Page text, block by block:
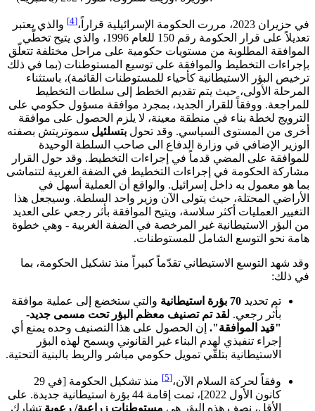
في حزيران 2023، مررت الحكومة الإسرائيلية قراراً، [4]
والذي يعتبر
تعديلاً على قرار الحكومة رقم 150 للعام 1996، والذي يتيح تخطّي
الموافقة المطلوبة من مستويات حكومية على مراحل مختلفة تتعلّق
بإجراءات التخطيط والموافقة على توسيع المستوطنات (بما في ذلك
ترخيص البؤر الاستيطانية كأحياء للمستوطنات القائمة)، باستثناء
المرحلة الأولى، حيث يتم تقديم الخطط إلى سلطات التخطيط
للمراجعة. ووفقاً للقرار الجديد، بمجرد موافقة مسؤول حكومي على
الترويج لخطة بناء في منطقة معينة، لا يلزم الحصول على موافقة
أخرى من المستوى السياسي. وقد تحول بتسلئيل سموتريتش بصفته
الوزير الإضافي في وزارة الدفاع الى صاحب السلطة الوحيدة
للموافقة على المضي قدماً في إجراءات التخطيط. وقد حول القرار
مشاركة الحكومة في إجراءات التخطيط في الضفة الغربية لتتماشى
بما هو معمول به داخل إسرائيل. والواقع أن العملية أسهل في
الأراضي المحتلة، حيث يتولى الآن وزير واحد السلطة. وسيجعل هذا
التغيير العمليات أكثر سلاسة، ويتيح الموافقة بأثر رجعي على العديد
من البؤر الاستيطانية غير المرخصة في الضفة الغربية - وهي خطوة
هامة نحو التوسع الشامل للمستوطنات.
وقد شهد التوسع الاستيطاني تقدّماً كبيراً منذ تشكيل الحكومة، بما
في ذلك:
تم تحديد 70 بؤرة استيطانية والتي ستخضع إلى عملية موافقة
بأثر رجعي. لقد تم تصنيف معظم البؤر تحت مسمى جديد-
"قيد الموافقة". إن الحصول على هذا التصنيف وحده يمنع أي
إجراء تنفيذي لهدم البناء غير القانوني ويسمح لهذه البؤر
الاستيطانية بتلقّي تمويل حكومي مباشر والربط بالبنية التحتية.
وفقاً لحركة السلام الآن،[5]
منذ تشكيل الحكومة [في 29
كانون الأول 2022]، تمت إقامة 44 بؤرة استيطانية جديدة. على
الأقل، نصف هذه البؤر هي مستوطنات زراعية/ رعوية تشارك